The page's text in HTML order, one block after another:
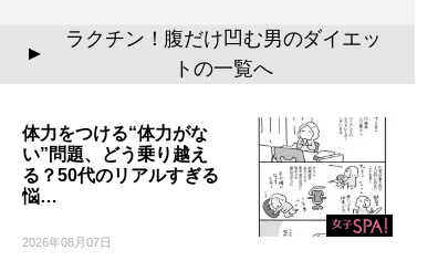
▲
ラクチン！腹だけ凹む男のダイエッ
トの一覧へ
体力をつける“体力がな
い”問題、どう乗り越え
る？50代のリアルすぎる
悩…
2026年08月07日